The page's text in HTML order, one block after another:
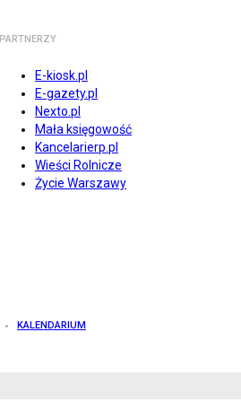
PARTNERZY
E-kiosk.pl
E-gazety.pl
Nexto.pl
Mała księgowość
Kancelarierp.pl
Wieści Rolnicze
Życie Warszawy
KALENDARIUM